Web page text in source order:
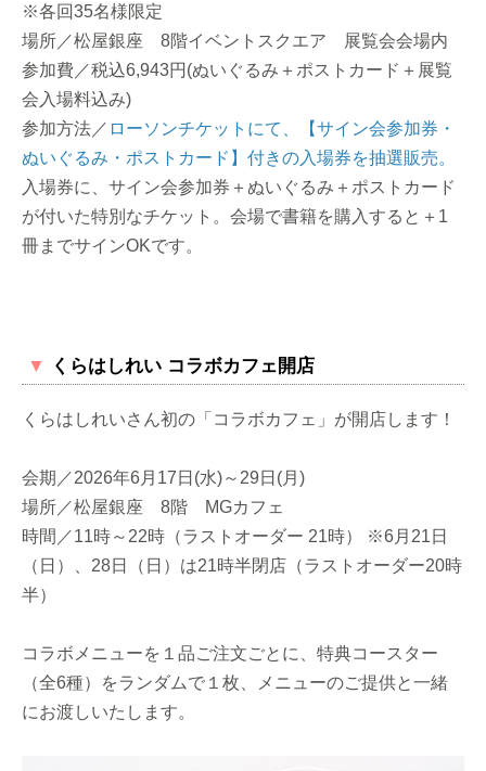
※各回35名様限定
場所／松屋銀座 8階イベントスクエア 展覧会会場内
参加費／税込6,943円(ぬいぐるみ＋ポストカード＋展覧
会入場料込み)
参加方法／ ローソンチケットにて、【サイン会参加券・
ぬいぐるみ・ポストカード】付きの入場券を抽選販売。
入場券に、サイン会参加券＋ぬいぐるみ＋ポストカード
が付いた特別なチケット。会場で書籍を購入すると＋1
冊までサインOKです。
▼ くらはしれい コラボカフェ開店
くらはしれいさん初の「コラボカフェ」が開店します！
会期／2026年6月17日(水)～29日(月)
場所／松屋銀座 8階 MGカフェ
時間／11時～22時（ラストオーダー 21時） ※6月21日
（日）、28日（日）は21時半閉店（ラストオーダー20時
半）
コラボメニューを１品ご注文ごとに、特典コースター
（全6種）をランダムで１枚、メニューのご提供と一緒
にお渡しいたします。